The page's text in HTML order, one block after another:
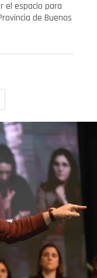
el espacio para
de Buenos